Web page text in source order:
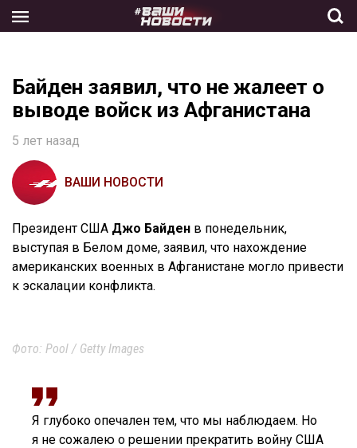
the
Байден заявил, что не жалеет о
выводе войск из Афганистана
5 лет назад
ВАШИ НОВОСТИ
Президент США Джо Байден в понедельник,
выступая в Белом доме, заявил, что нахождение
американских военных в Афганистане могло привести
к эскалации конфликта.
Фото: Pool / Getty Images
Я глубоко опечален тем, что мы наблюдаем. Но
я не сожалею о решении прекратить войну США